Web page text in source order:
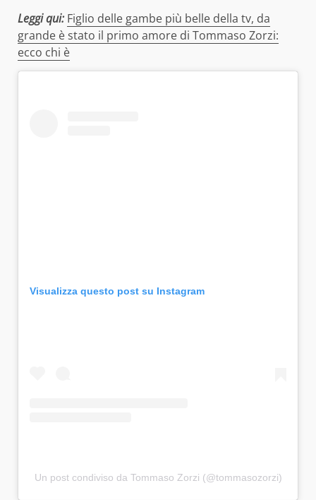
Leggi qui: Figlio delle gambe più belle della tv, da
grande è stato il primo amore di Tommaso Zorzi:
ecco chi è
Visualizza questo post su Instagram
Un post condiviso da Tommaso Zorzi (@tommasozorzi)